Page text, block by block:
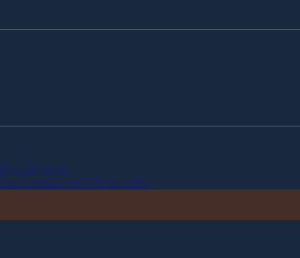
på Jägersro!
fortsätta på V86 Solvalla